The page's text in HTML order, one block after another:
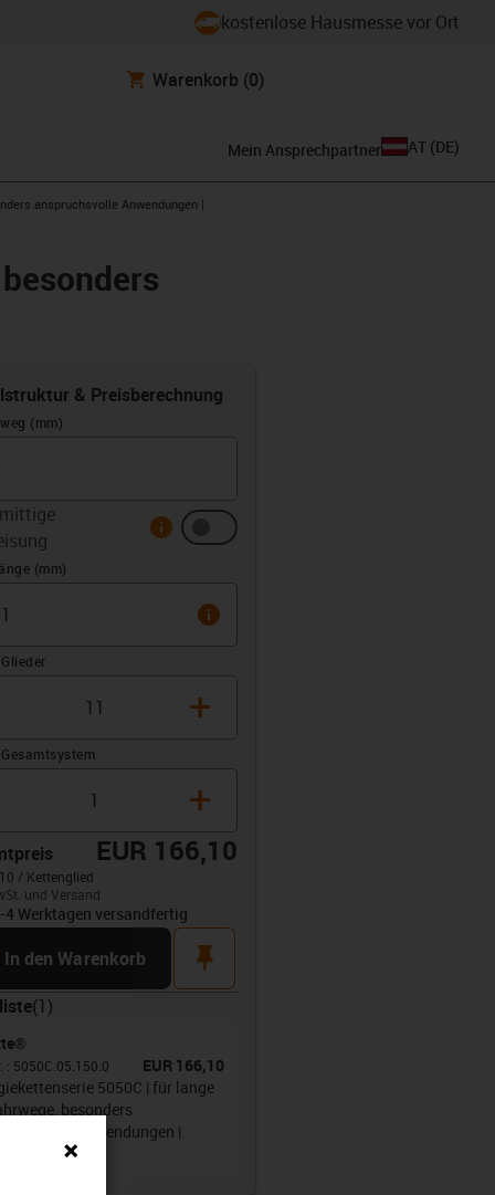
kostenlose Hausmesse vor Ort
Warenkorb (0)
Mein Ansprechpartner AT (DE)
anspruchsvolle Anwendungen |
& Preisberechnung
(mm)
info
(mm)(mm)
info
+
+
EUR 166,10
/ Kettenglied
und Versand
4 Werktagen versandfertig
In den Warenkorb
pin
(1 )
: 5050C.05.150.0
EUR 166,10
5050C | für lange
besonders
Anwendungen |
80 mm
up